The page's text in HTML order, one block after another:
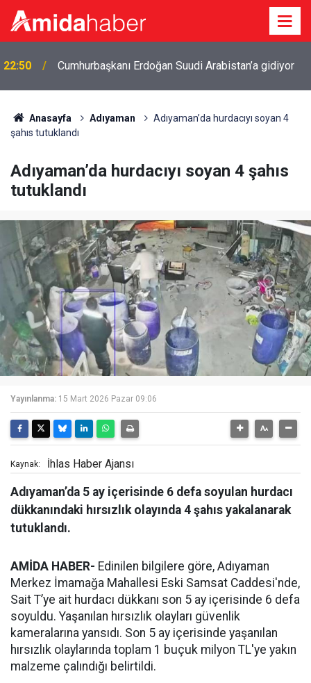
22:50 Cumhurbaşkanı Erdoğan Suudi Arabistan’a gidiyor
Anasayfa Adıyaman
Adıyaman’da hurdacıyı soyan 4
şahıs tutuklandı
Adıyaman’da hurdacıyı soyan 4 şahıs
tutuklandı
Yayınlanma: 15 Mart 2026 Pazar 09:06
Kaynak: İhlas Haber Ajansı
Adıyaman’da 5 ay içerisinde 6 defa soyulan hurdacı
dükkanındaki hırsızlık olayında 4 şahıs yakalanarak
tutuklandı.
AMİDA HABER- Edinilen bilgilere göre, Adıyaman
Merkez İmamağa Mahallesi Eski Samsat Caddesi'nde,
Sait T’ye ait hurdacı dükkanı son 5 ay içerisinde 6 defa
soyuldu. Yaşanılan hırsızlık olayları güvenlik
kameralarına yansıdı. Son 5 ay içerisinde yaşanılan
hırsızlık olaylarında toplam 1 buçuk milyon TL'ye yakın
malzeme çalındığı belirtildi.